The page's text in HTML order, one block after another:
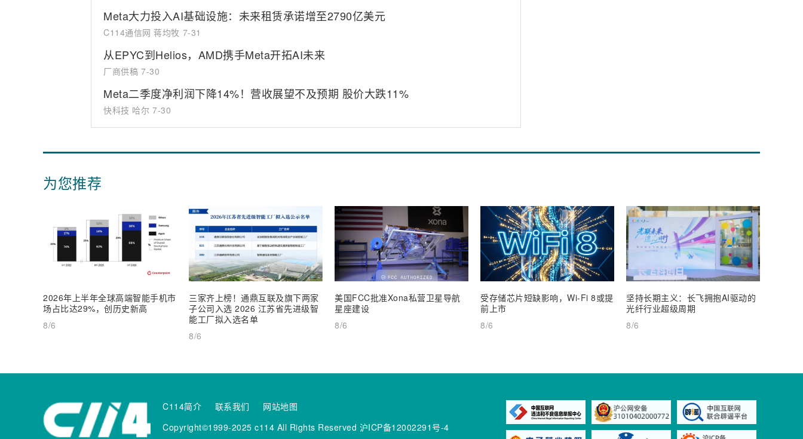
Meta大力投入AI基础设施：未来租赁承诺增至2790亿美元
C114通信网 蒋均牧 7-31
从EPYC到Helios，AMD携手Meta开拓AI未来
厂商供稿 7-30
Meta二季度净利润下降14%！营收展望不及预期 股价大跌11%
快科技 哈尔 7-30
为您推荐
2026年上半年全球高端智能手机市
场占比达29%，创历史新高
8/6
三家齐上榜！通鼎互联及旗下两家
子公司入选 2026 江苏省先进级智
能工厂拟入选名单
8/6
美国FCC批准Xona私营卫星导航
星座建设
8/6
受存储芯片短缺影响，Wi-Fi 8或提
前上市
8/6
坚持长期主义：长飞拥抱AI驱动的
光纤行业超级周期
8/6
C114简介 联系我们
网站地图
Copyright©1999-2025 c114 All Rights Reserved 沪ICP备12002291号-4